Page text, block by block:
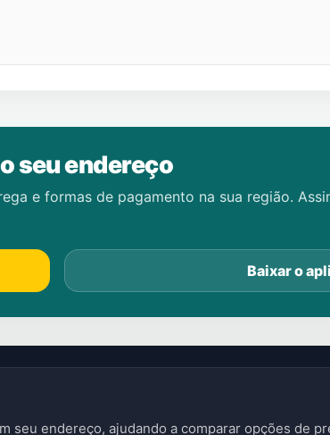
seu endereço
e formas de pagamento na sua região.
Baixar o
seu endereço, ajudando a comparar opções de